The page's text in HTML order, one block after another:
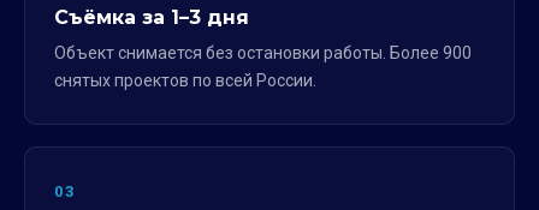
Съёмка за 1–3 дня
Объект снимается без остановки работы. Более 900
снятых проектов по всей России.
03